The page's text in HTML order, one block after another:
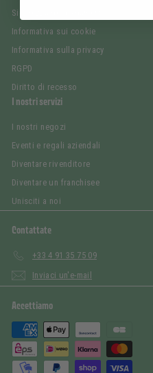
Sicurezza dei pagamenti
Informativa sui cookie
Informativa sulla privacy
RGPD
Diritto di recesso
I nostri servizi
I nostri negozi
Eventi e regali aziendali
Diventare rivenditore
Diventare un franchisee
Unisciti a noi
Contattate
+33 4 91 35 75 09
Inviaci un'e-mail
Accettiamo